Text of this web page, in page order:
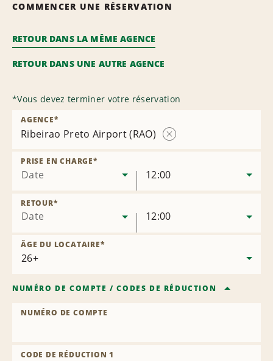
COMMENCER UNE RÉSERVATION
RETOUR DANS LA MÊME AGENCE
RETOUR DANS UNE AUTRE AGENCE
*Vous devez terminer votre réservation
Ribeirao Preto Airport (RAO)
AGENCE*
Date
PRISE EN CHARGE*
12:00
Date
RETOUR*
12:00
ÂGE DU LOCATAIRE*
NUMÉRO DE COMPTE /CODES DE RÉDUCTION
NUMÉRO DE COMPTE
CODE DE RÉDUCTION 1